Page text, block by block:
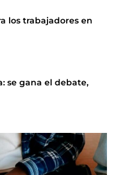
los trabajadores en
se gana el debate,